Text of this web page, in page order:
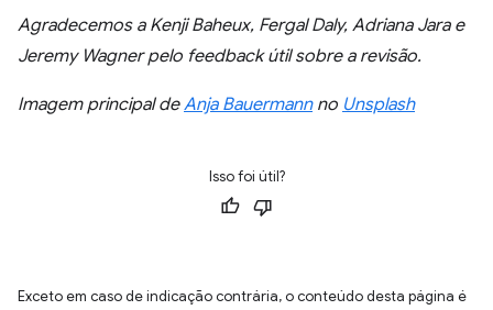
Agradecemos a Kenji Baheux, Fergal Daly, Adriana Jara e
Jeremy Wagner pelo feedback útil sobre a revisão.
Imagem principal deAnja Bauermannno Unsplash
Isso foi útil?
Exceto em caso de indicação contrária, o conteúdo desta página é